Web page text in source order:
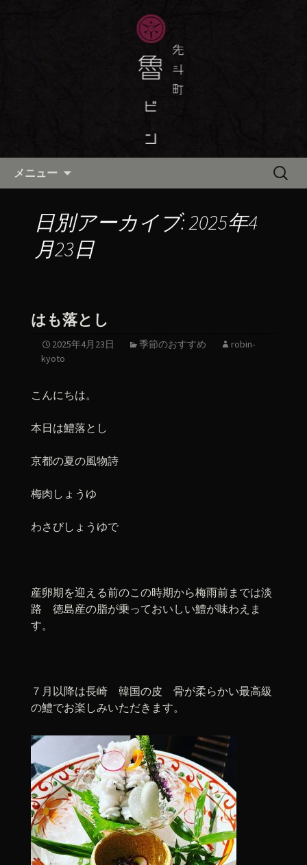
京都・先斗町の京料理・和食
「魯ビン（ろびん）」の公式ブ
京都・先斗町の京町家で美味しい季節
の京料理・和食が自慢の「魯ビン（ろ
びん）」がお店からのお知らせや、お
料理について最新情報をおとどけしま
メニュー
検
日別アーカイブ: 2025年4
月23日
はも落とし
2025年4月23日 季節のおすすめ
robin-
kyoto
こんにちは。
本日は鱧落とし
京都の夏の風物詩
梅肉しょうゆ
わさびしょうゆで
産卵期を迎える前のこの時期から梅雨前までは淡
路 徳島産の脂が乗っておいしい鱧が味わえま
す。
７月以降は長崎 韓国の皮 骨が柔らかい最高級
の鱧でお楽しみいただきます。